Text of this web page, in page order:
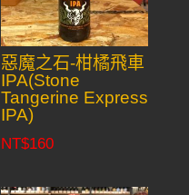
惡魔之石-柑橘飛車
IPA(Stone
Tangerine Express
IPA)
NT$160